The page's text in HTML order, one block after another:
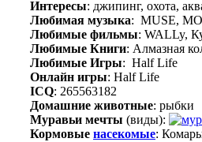
Интересы: джипинг, охота,
Любимая музыка: MUSE,
Любимые фильмы: WALLy,
Любимые Книги: Алмазная
Любимые Игры: Half Life
Онлайн игры: Half Life
ICQ: 265563182
Домашние животные: рыбки
Муравьи мечты (виды):
Кормовые насекомые: